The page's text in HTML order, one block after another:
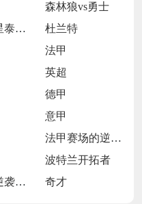
森林狼vs勇士
步行者球星泰雷塞-哈利伯顿
杜兰特
法甲
英超
德甲
意甲
法甲赛场的逆袭者征程
波特兰开拓者
从低谷到逆袭的蜕变之路 奇才